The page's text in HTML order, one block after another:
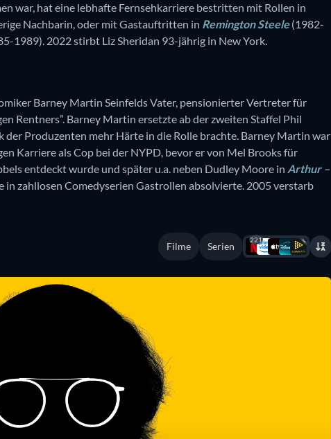
war, hat eine lebhafte Fernsehkarriere bestritten mit Rollen in
Nachbarin, oder mit Gastauftritten in Remington Steele(1982-
1989). 2022 stirbt Liz Sheridan 93-jährig in New York.
Barney Martin Seinfelds Vater, pensionierter Vertreter für
Rentners”. Barney Martin ersetzte ab der zweiten Staffel Phil
der Produzenten mehr Härte in die Rolle brachte. Barney Martin war
Karriere als Cop bei der NYPD, bevor er von Mel Brooks für
entdeckt wurde und später u.a. neben Dudley Moore in Arthur –
in zahllosen Comedyserien Gastrollen absolvierte. 2005 verstarb
Filme Serien
221